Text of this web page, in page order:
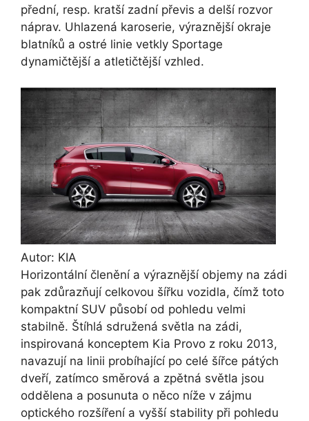
přední, resp. kratší zadní převis a delší rozvor
náprav. Uhlazená karoserie, výraznější okraje
blatníků a ostré linie vetkly Sportage
dynamičtější a atletičtější vzhled.
Autor: KIA
Horizontální členění a výraznější objemy na zádi
pak zdůrazňují celkovou šířku vozidla, čímž toto
kompaktní SUV působí od pohledu velmi
stabilně. Štíhlá sdružená světla na zádi,
inspirovaná konceptem Kia Provo z roku 2013,
navazují na linii probíhající po celé šířce pátých
dveří, zatímco směrová a zpětná světla jsou
oddělena a posunuta o něco níže v zájmu
optického rozšíření a vyšší stability při pohledu